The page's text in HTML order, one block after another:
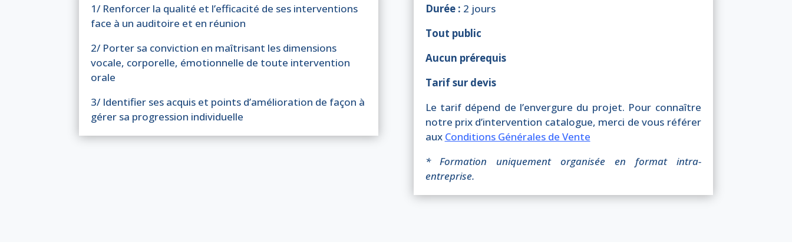
1/ Renforcer la qualité et l’efficacité de ses interventions
face à un auditoire et en réunion
2/ Porter sa conviction en maîtrisant les dimensions
vocale, corporelle, émotionnelle de toute intervention
orale
3/ Identifier ses acquis et points d’amélioration de façon à
gérer sa progression individuelle
Durée : 2 jours
Tout public
Aucun prérequis
Tarif sur devis
Le tarif dépend de l’envergure du projet. Pour connaître
notre prix d’intervention catalogue, merci de vous référer
aux Conditions Générales de Vente
* Formation uniquement organisée en format intra-
entreprise.